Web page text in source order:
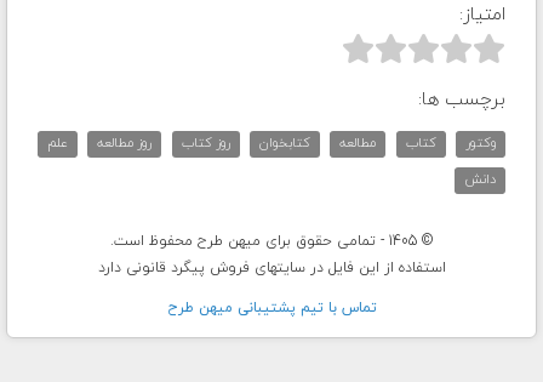
امتیاز:



برچسب ها:
وکتور کتاب مطالعه کتابخوان روز کتاب روز مطالعه
علم
دانش
© 1405 - تمامی حقوق برای میهن طرح محفوظ است.
استفاده از این فایل در سایتهای فروش پیگرد قانونی دارد
تماس با تيم پشتيبانی ميهن طرح